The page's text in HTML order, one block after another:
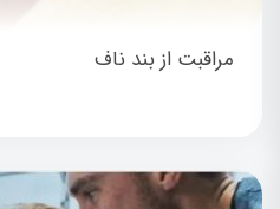
مراقبت از بند ناف